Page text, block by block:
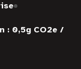
: 0,5g CO2e /